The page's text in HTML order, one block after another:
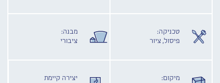
טכניקה:
פיסול, ציור
מבנה:
ציבורי
מיקום:
יצירה קיימת